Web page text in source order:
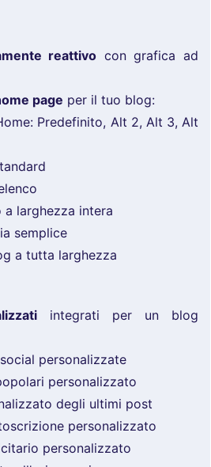
reattivo con grafica ad
page per il tuo blog:
Predefinito, Alt 2, Alt 3, Alt
a larghezza intera
semplice
a tutta larghezza
integrati per un blog
personalizzate
personalizzato
degli ultimi post
personalizzato
personalizzato